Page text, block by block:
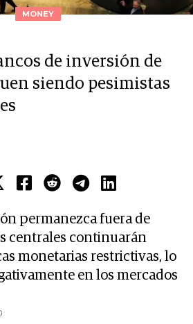
MONEY
de inversión de
siendo pesimistas
permanezca fuera de
centrales continuarán
monetarias restrictivas, lo
en los mercados